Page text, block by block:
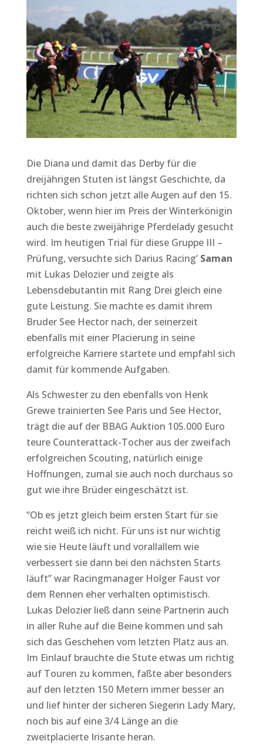
Die Diana und damit das Derby für die
dreijährigen Stuten ist längst Geschichte, da
richten sich schon jetzt alle Augen auf den 15.
Oktober, wenn hier im Preis der Winterkönigin
auch die beste zweijährige Pferdelady gesucht
wird. Im heutigen Trial für diese Gruppe III –
Prüfung, versuchte sich Darius Racing’ Saman
mit Lukas Delozier und zeigte als
Lebensdebutantin mit Rang Drei gleich eine
gute Leistung. Sie machte es damit ihrem
Bruder See Hector nach, der seinerzeit
ebenfalls mit einer Placierung in seine
erfolgreiche Karriere startete und empfahl sich
damit für kommende Aufgaben.
Als Schwester zu den ebenfalls von Henk
Grewe trainierten See Paris und See Hector,
trägt die auf der BBAG Auktion 105.000 Euro
teure Counterattack-Tocher aus der zweifach
erfolgreichen Scouting, natürlich einige
Hoffnungen, zumal sie auch noch durchaus so
gut wie ihre Brüder eingeschätzt ist.
“Ob es jetzt gleich beim ersten Start für sie
reicht weiß ich nicht. Für uns ist nur wichtig
wie sie Heute läuft und vorallallem wie
verbessert sie dann bei den nächsten Starts
läuft” war Racingmanager Holger Faust vor
dem Rennen eher verhalten optimistisch.
Lukas Delozier ließ dann seine Partnerin auch
in aller Ruhe auf die Beine kommen und sah
sich das Geschehen vom letzten Platz aus an.
Im Einlauf brauchte die Stute etwas um richtig
auf Touren zu kommen, faßte aber besonders
auf den letzten 150 Metern immer besser an
und lief hinter der sicheren Siegerin Lady Mary,
noch bis auf eine 3/4 Länge an die
zweitplacierte Irisante heran.